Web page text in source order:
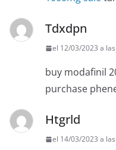
Tdxdpn
el 12/03/2023 a
buy modafinil
purchase
Htgrld
el 14/03/2023 a